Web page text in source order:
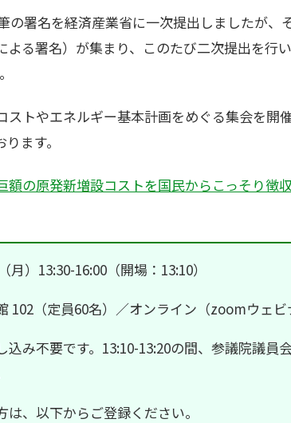
の署名を経済産業省に一次提出しましたが
よる署名）が集まり、このたび二次提出を行
ストやエネルギー基本計画をめぐる集会を開
ます。
額の原発新増設コストを国民からこっそり徴
月）13:30-16:00（開場：13:10）
102（定員60名）／オンライン（zoomウェビ
み不要です。13:10-13:20の間、参議院議員
、以下からご登録ください。